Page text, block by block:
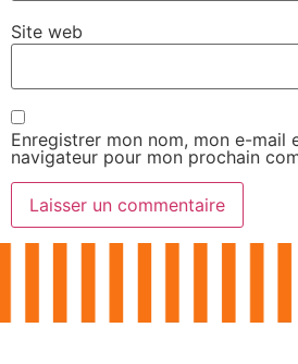
Site web
Enregistrer mon nom, mon e-mail
navigateur pour mon prochain